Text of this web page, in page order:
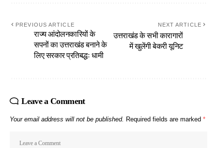
PREVIOUS ARTICLE
राज्य आंदोलनकारियों के
सपनों का उत्तराखंड बनाने के
लिए सरकार प्रतिबद्धः धामी
NEXT ARTICLE
उत्तराखंड के सभी कारागारों
में खुलेंगी बेकरी यूनिट
Leave a Comment
Your email address will not be published. Required fields are marked *